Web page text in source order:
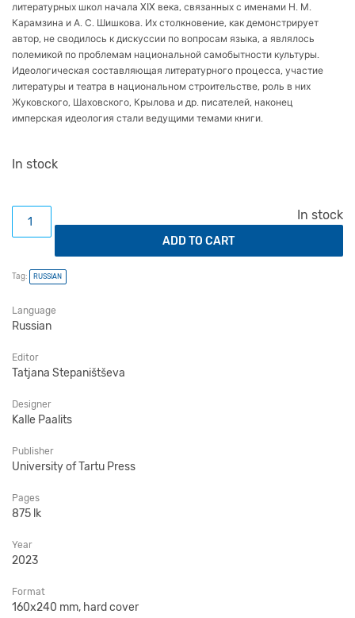
литературных школ начала XIX века, связанных с именами Н. М.
Карамзина и А. С. Шишкова. Их столкновение, как демонстрирует
автор, не сводилось к дискуссии по вопросам языка, а являлось
полемикой по проблемам национальной самобытности культуры.
Идеологическая составляющая литературного процесса, участие
литературы и театра в национальном строительстве, роль в них
Жуковского, Шаховского, Крылова и др. писателей, наконец
имперская идеология стали ведущими темами книги.
In stock
In stock
Карамзинисты и архаисты. Статьи разных лет
ADD TO CART
Tag: RUSSIAN
Language
Russian
Editor
Tatjana Stepaništševa
Designer
Kalle Paalits
Publisher
University of Tartu Press
Pages
875 lk
Year
2023
Format
160x240 mm, hard cover